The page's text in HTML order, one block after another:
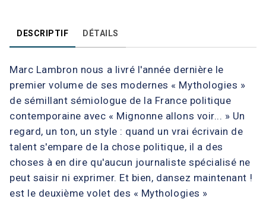
DESCRIPTIF DÉTAILS
Marc Lambron nous a livré l'année dernière le
premier volume de ses modernes « Mythologies »
de sémillant sémiologue de la France politique
contemporaine avec « Mignonne allons voir... » Un
regard, un ton, un style : quand un vrai écrivain de
talent s'empare de la chose politique, il a des
choses à en dire qu'aucun journaliste spécialisé ne
peut saisir ni exprimer. Et bien, dansez maintenant !
est le deuxième volet des « Mythologies »